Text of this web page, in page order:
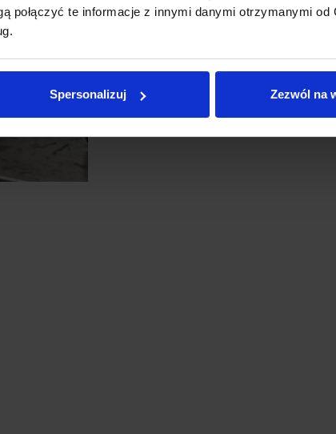
połączyć te informacje z innymi danymi otrzymanymi od
Spersonalizuj Zezwól na
✔️ Niewielka masa 1,3 kg(bez
jedna bateria